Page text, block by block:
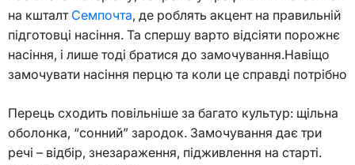
на кшталт Семпочта, де роблять акцент на правильній
підготовці насіння. Та спершу варто відсіяти порожнє
насіння, і лише тоді братися до замочування.Навіщо
замочувати насіння перцю та коли це справді потрібно
Перець сходить повільніше за багато культур: щільна
оболонка, “сонний” зародок. Замочування дає три
речі – відбір, знезараження, підживлення на старті.